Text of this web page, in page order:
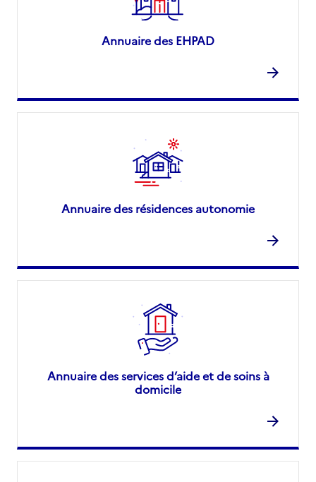
Annuaire des EHPAD
Annuaire des résidences autonomie
Annuaire des services d’aide et de soins à
domicile